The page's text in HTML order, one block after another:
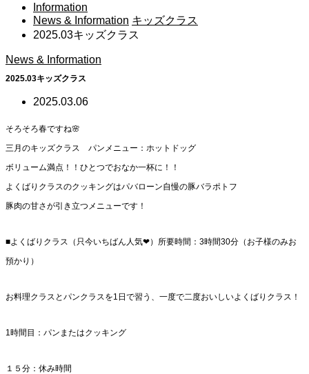
Information
News & Information キッズクラス
2025.03キッズクラス
News & Information
2025.03キッズクラス
2025.03.06
そろそろ春ですね🌸
三月のキッズクラス パンメニュー：ホットドッグ
ボリューム満点！！ひとつでおなか一杯に！！
よくばりクラスのクッキングはパバローン自慢の豚バラポトフ
豚肉の甘さが引き立つメニューです！
■よくばりクラス（只今いちばん人気❤）所要時間：3時間30分（お子様のみお
預かり）
お料理クラスとパンクラスを1日で習う、一度で二度おいしいよくばりクラス！
1時間目：パンまたはクッキング
１５分：休み時間